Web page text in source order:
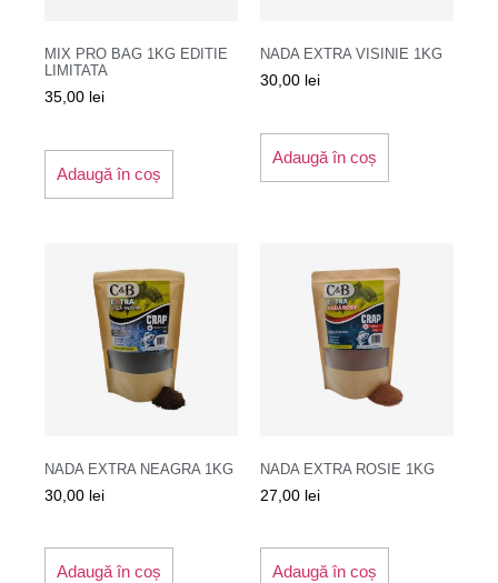
MIX PRO BAG 1KG EDITIE
LIMITATA
35,00 lei
Adaugă în coș
NADA EXTRA VISINIE 1KG
30,00 lei
Adaugă în coș
NADA EXTRA NEAGRA 1KG
30,00 lei
Adaugă în coș
NADA EXTRA ROSIE 1KG
27,00 lei
Adaugă în coș